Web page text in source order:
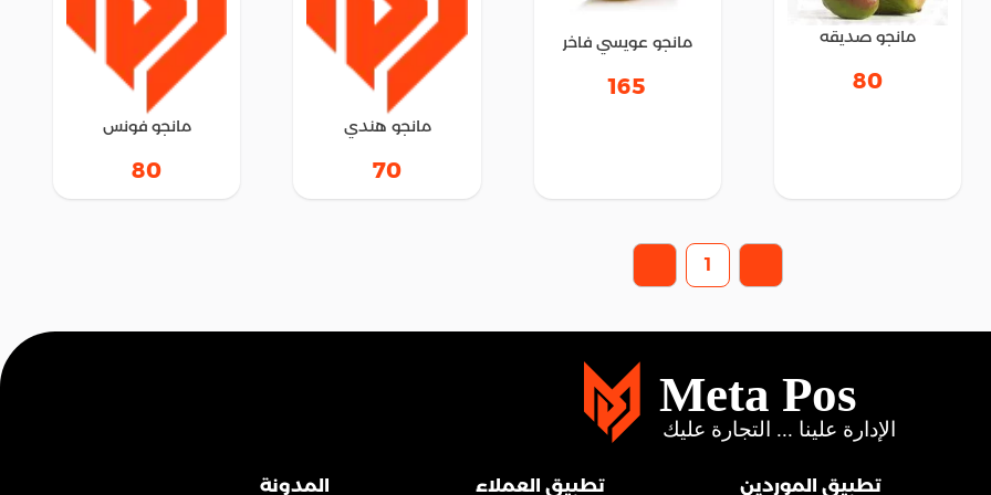
مانجو صديقه
80
مانجو عويسي فاخر
165
مانجو هندي
70
مانجو فونس
80
1
تطبيق الموردين تطبيق العملاء المدونة